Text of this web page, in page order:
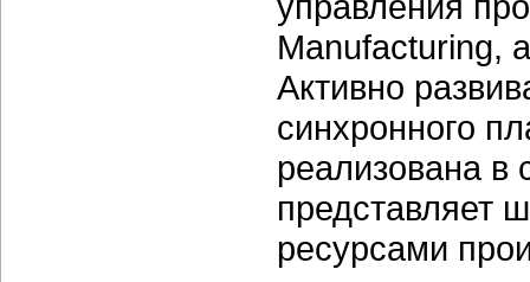
Manufacturing,
Активно
синхронного
реализована в
представляет
ресурсами